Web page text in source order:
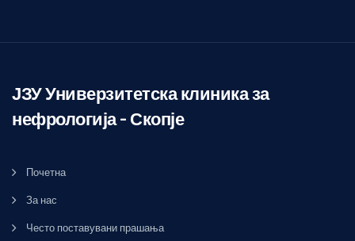
ЈЗУ Универзитетска клиника за
нефрологија – Скопје
Почетна
За нас
Често поставувани прашања